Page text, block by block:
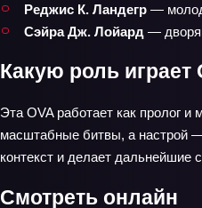
Реджис К. Ландегр —
Сэйра Дж. Лойард —
Какую роль играет
Эта OVA работает как пролог
масштабные битвы, а настрой
контекст и делает дальнейшие
Смотреть онлайн